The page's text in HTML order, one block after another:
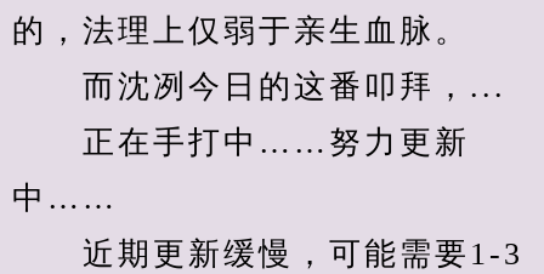
的，法理上仅弱于亲生血脉。
而沈冽今日的这番叩拜，...
正在手打中……努力更新
中……
近期更新缓慢，可能需要1-3